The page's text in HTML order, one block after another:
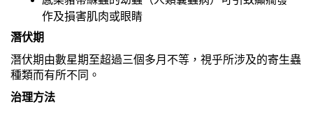
作及損害肌肉或眼睛
潛伏期
潛伏期由數星期至超過三個多月不等，視乎所涉及的寄生蟲
種類而有所不同。
治理方法